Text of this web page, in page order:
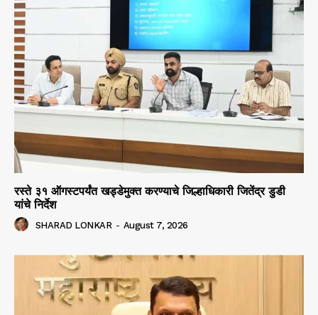
रस्ते ३१ ऑगस्टपर्यंत खड्डेमुक्त करण्याचे जिल्हाधिकारी जितेंद्र डुडी
यांचे निर्देश
SHARAD LONKAR - August 7, 2026